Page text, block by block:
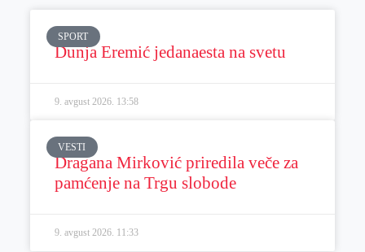
SPORT
Dunja Eremić jedanaesta na svetu
9. avgust 2026. 13:58
VESTI
Dragana Mirković priredila veče za
pamćenje na Trgu slobode
9. avgust 2026. 11:33